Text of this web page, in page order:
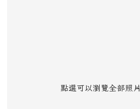
點選可以瀏覽全部照